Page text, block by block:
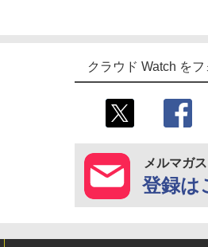
クラウド Watch を
メルマガ
登録は